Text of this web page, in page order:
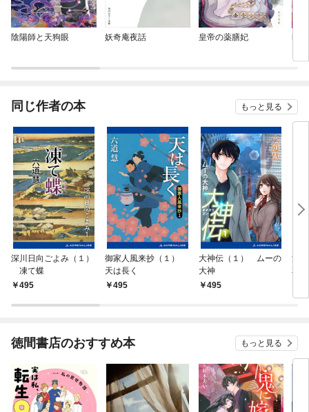
陰陽師と天狗眼 妖奇庵夜話 皇帝の薬膳妃
同じ作者の本 もっと見る
深川日向ごよみ（１）
凍て蝶
495
御家人風来抄（１）
天は長く
495
大神伝（１） ムーの
大神
495
浦
花
徳間書店のおすすめ本 もっと見る